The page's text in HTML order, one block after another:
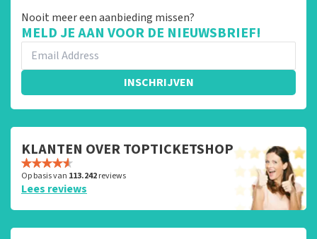
Nooit meer een aanbieding missen?
MELD JE AAN VOOR DE NIEUWSBRIEF!
INSCHRIJVEN
KLANTEN OVER TOPTICKETSHOP
Op basis van 113.242reviews
Lees reviews